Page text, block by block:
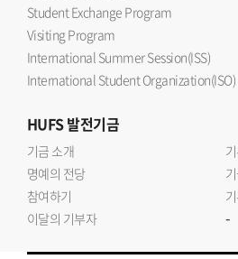
Student Exchange Program
Visiting Program
International Summer Session(ISS)
International Student Organization(ISO)
HUFS발전기금
기금 소개
명예의 전당
참여하기
이달의 기부자
-